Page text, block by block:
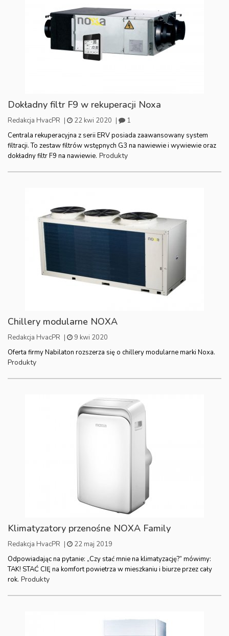
Dokładny filtr F9 w rekuperacji Noxa
Redakcja HvacPR | 22 kwi 2020 |
1
Centrala rekuperacyjna z serii ERV posiada zaawansowany system
filtracji. To zestaw filtrów wstępnych G3 na nawiewie i wywiewie oraz
dokładny filtr F9 na nawiewie. Produkty
Chillery modularne NOXA
Redakcja HvacPR |
9 kwi 2020
Oferta firmy Nabilaton rozszerza się o chillery modularne marki Noxa.
Produkty
Klimatyzatory przenośne NOXA Family
Redakcja HvacPR |
22 maj 2019
Odpowiadając na pytanie: „Czy stać mnie na klimatyzację?” mówimy:
TAK! STAĆ CIĘ na komfort powietrza w mieszkaniu i biurze przez cały
rok. Produkty